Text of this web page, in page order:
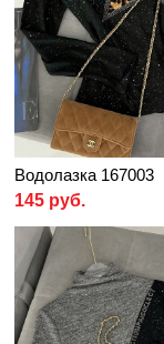
Водолазка 167003
145 руб.